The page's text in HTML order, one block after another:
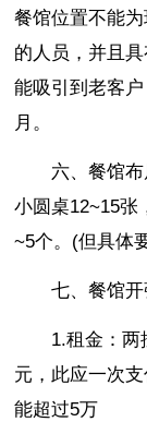
餐馆位置不能
的人员，并且
能吸引到老客
月。
六、餐馆
小圆桌12~15张
~5个。(但具体
七、餐馆开
1.租金：两
元，此应一次
能超过5万